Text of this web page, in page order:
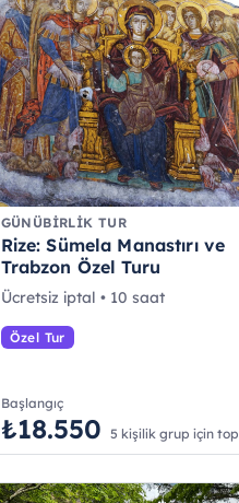
GÜNÜBIRLIK TUR
Rize: Sümela Manastırı ve
Trabzon Özel Turu
Ücretsiz iptal • 10 saat
Özel Tur
Başlangıç
₺18.550 5 kişilik grup için